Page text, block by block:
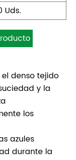
Uds.
denso tejido
y la
los
azules
durante la